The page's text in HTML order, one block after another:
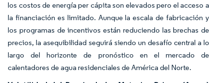
los costos de energía per cápita son elevados pero el acceso a
la financiación es limitado. Aunque la escala de fabricación y
los programas de incentivos están reduciendo las brechas de
precios, la asequibilidad seguirá siendo un desafío central a lo
largo del horizonte de pronóstico en el mercado de
calentadores de agua residenciales de América del Norte.